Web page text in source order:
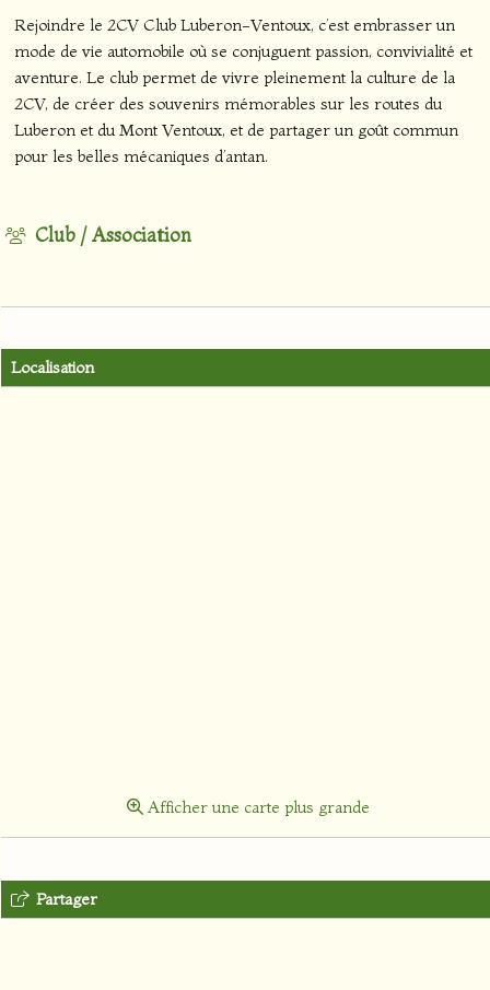
Partager
Rejoindre le 2CV Club Luberon-Ventoux, c’est embrasser un
mode de vie automobile où se conjuguent passion, convivialité et
aventure. Le club permet de vivre pleinement la culture de la
2CV, de créer des souvenirs mémorables sur les routes du
Luberon et du Mont Ventoux, et de partager un goût commun
pour les belles mécaniques d’antan.
Club / Association
Localisation
Afficher une carte plus grande